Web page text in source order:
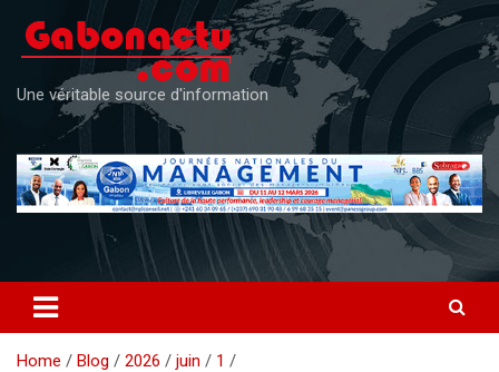
content
Une véritable source d'information
Home Blog 2026 juin
1